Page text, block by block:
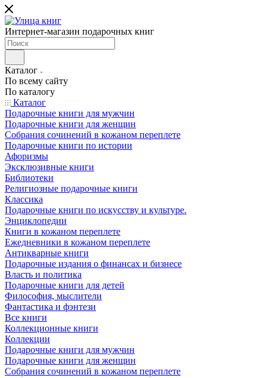
Интернет-магазин подарочных книг
Каталог
По всему сайту
По каталогу
Каталог
Подарочные книги для мужчин
Подарочные книги для женщин
Собрания сочинений в кожаном переплете
Подарочные книги по истории
Афоризмы
Эксклюзивные книги
Библиотеки
Религиозные подарочные книги
Классика
Подарочные книги по искусству и культуре.
Энциклопедии
Книги в кожаном переплете
Ежедневники в кожаном переплете
Антикварные книги
Подарочные издания о финансах и бизнесе
Власть и политика
Подарочные книги для детей
Философия, мыслители
Фантастика и фэнтези
Все книги
Коллекционные книги
Коллекции
Подарочные книги для мужчин
Подарочные книги для женщин
Собрания сочинений в кожаном переплете